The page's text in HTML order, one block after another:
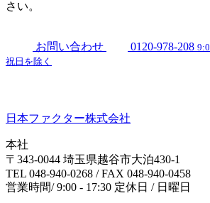
さい。
お問い合わせ 0120-978-208
祝日を除く
日本ファクター株式会社
本社
〒343-0044 埼玉県越谷市大泊430-1
TEL 048-940-0268 / FAX 048-940-0458
営業時間/ 9:00 - 17:30 定休日 / 日曜日